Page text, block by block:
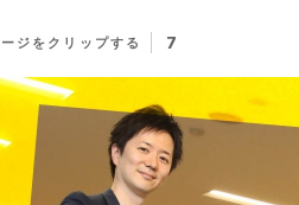
ジをクリップする 7